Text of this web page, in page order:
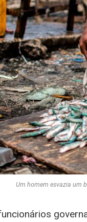
Um homem esvazia um